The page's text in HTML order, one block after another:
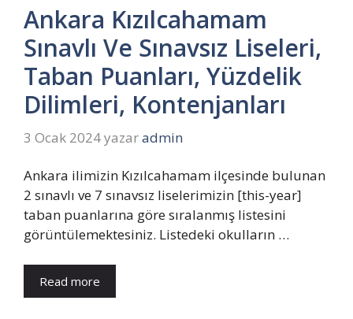
Ankara Kızılcahamam
Sınavlı Ve Sınavsız Liseleri,
Taban Puanları, Yüzdelik
Dilimleri, Kontenjanları
3 Ocak 2024yazaradmin
Ankara ilimizin Kızılcahamam ilçesinde bulunan
2 sınavlı ve 7 sınavsız liselerimizin [this-year]
taban puanlarına göre sıralanmış listesini
görüntülemektesiniz. Listedeki okulların …
Read more